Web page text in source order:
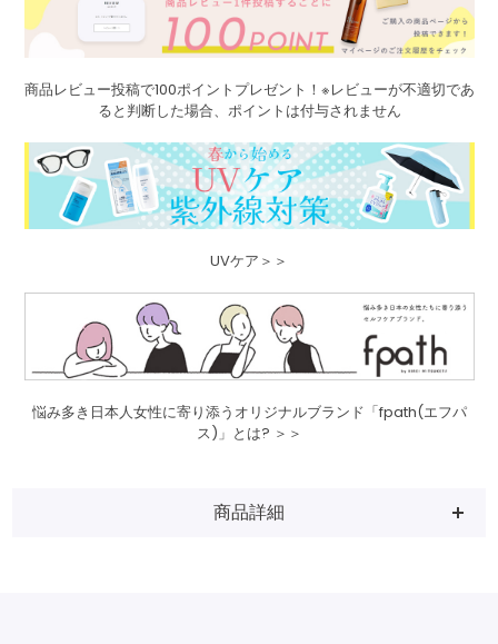
商品レビュー投稿で100ポイントプレゼント！※レビューが不適切であ
ると判断した場合、ポイントは付与されません
UVケア＞＞
悩み多き日本人女性に寄り添うオリジナルブランド「fpath(エフパ
ス)」とは? ＞＞
商品詳細